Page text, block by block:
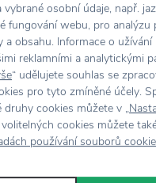
na výběr
osobní údaje, např.
fungování webu, pro analýzu
a obsahu. Informace o užívání
reklamními a analytickými
“ udělujete souhlas se
pro tyto zmíněné účely.
cookies můžete v „
volitelných cookies můžete
používání souborů